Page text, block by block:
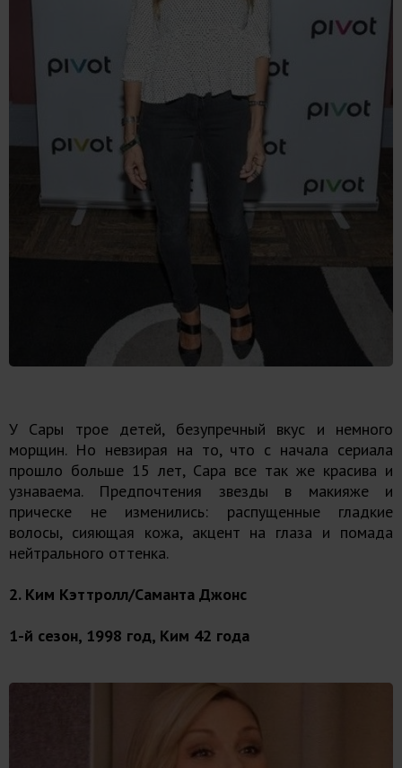
У Сары трое детей, безупречный вкус и немного
морщин. Но невзирая на то, что с начала сериала
прошло больше 15 лет, Сара все так же красива и
узнаваема. Предпочтения звезды в макияже и
прическе не изменились: распущенные гладкие
волосы, сияющая кожа, акцент на глаза и помада
нейтрального оттенка.
2. Ким Кэттролл/Саманта Джонс
1-й сезон, 1998 год, Ким 42 года